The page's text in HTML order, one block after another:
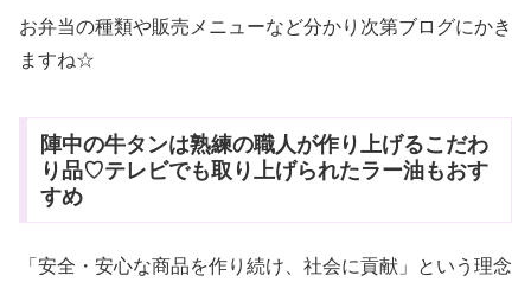
お弁当の種類や販売メニューなど分かり次第ブログにかき
ますね☆
陣中の牛タンは熟練の職人が作り上げるこだわ
り品♡テレビでも取り上げられたラー油もおす
すめ
「安全・安心な商品を作り続け、社会に貢献」という理念